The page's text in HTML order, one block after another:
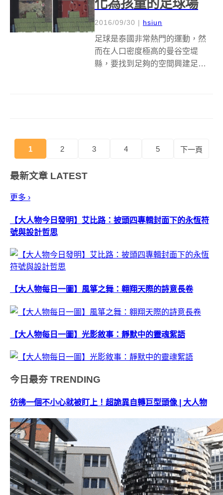
化為孩童的足球場
2016/09/30 | hsiun
足球是泰國非常熱門的運動，然
而在人口密度極高的曼谷空堤
縣，要找到足夠的空間興建足球
1 2 3 4 5 下一頁
最新文章 LATEST
更多 ›
【大人物今日發明】艾比路：披頭四專輯封面下的永恆符
號與設計哲思
【大人物每日一圖】風箏之舞：翱翔天際的詩意長卷
【大人物每日一圖】光影敘事：靜默中的靈魂絮語
今日最夯 TRENDING
彷彿一個不小心就被盯上！超詭異自轉巨型頭像 | 大人物